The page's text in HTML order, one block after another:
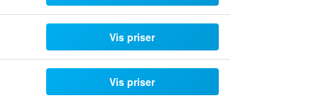
Vis priser
Vis priser